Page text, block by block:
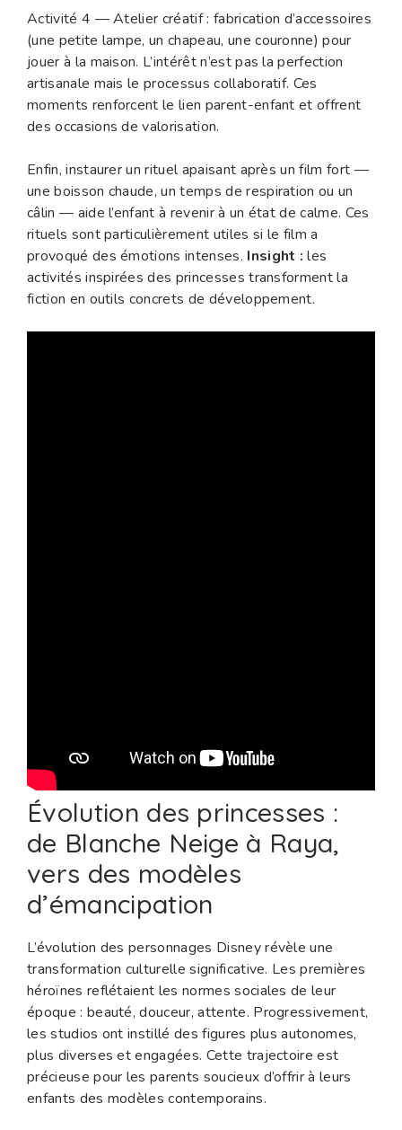
Activité 4 — Atelier créatif : fabrication d’accessoires
(une petite lampe, un chapeau, une couronne) pour
jouer à la maison. L’intérêt n’est pas la perfection
artisanale mais le processus collaboratif. Ces
moments renforcent le lien parent-enfant et offrent
des occasions de valorisation.
Enfin, instaurer un rituel apaisant après un film fort —
une boisson chaude, un temps de respiration ou un
câlin — aide l’enfant à revenir à un état de calme. Ces
rituels sont particulièrement utiles si le film a
provoqué des émotions intenses. Insight : les
activités inspirées des princesses transforment la
fiction en outils concrets de développement.
Évolution des princesses :
de Blanche Neige à Raya,
vers des modèles
d’émancipation
L’évolution des personnages Disney révèle une
transformation culturelle significative. Les premières
héroïnes reflétaient les normes sociales de leur
époque : beauté, douceur, attente. Progressivement,
les studios ont instillé des figures plus autonomes,
plus diverses et engagées. Cette trajectoire est
précieuse pour les parents soucieux d’offrir à leurs
enfants des modèles contemporains.